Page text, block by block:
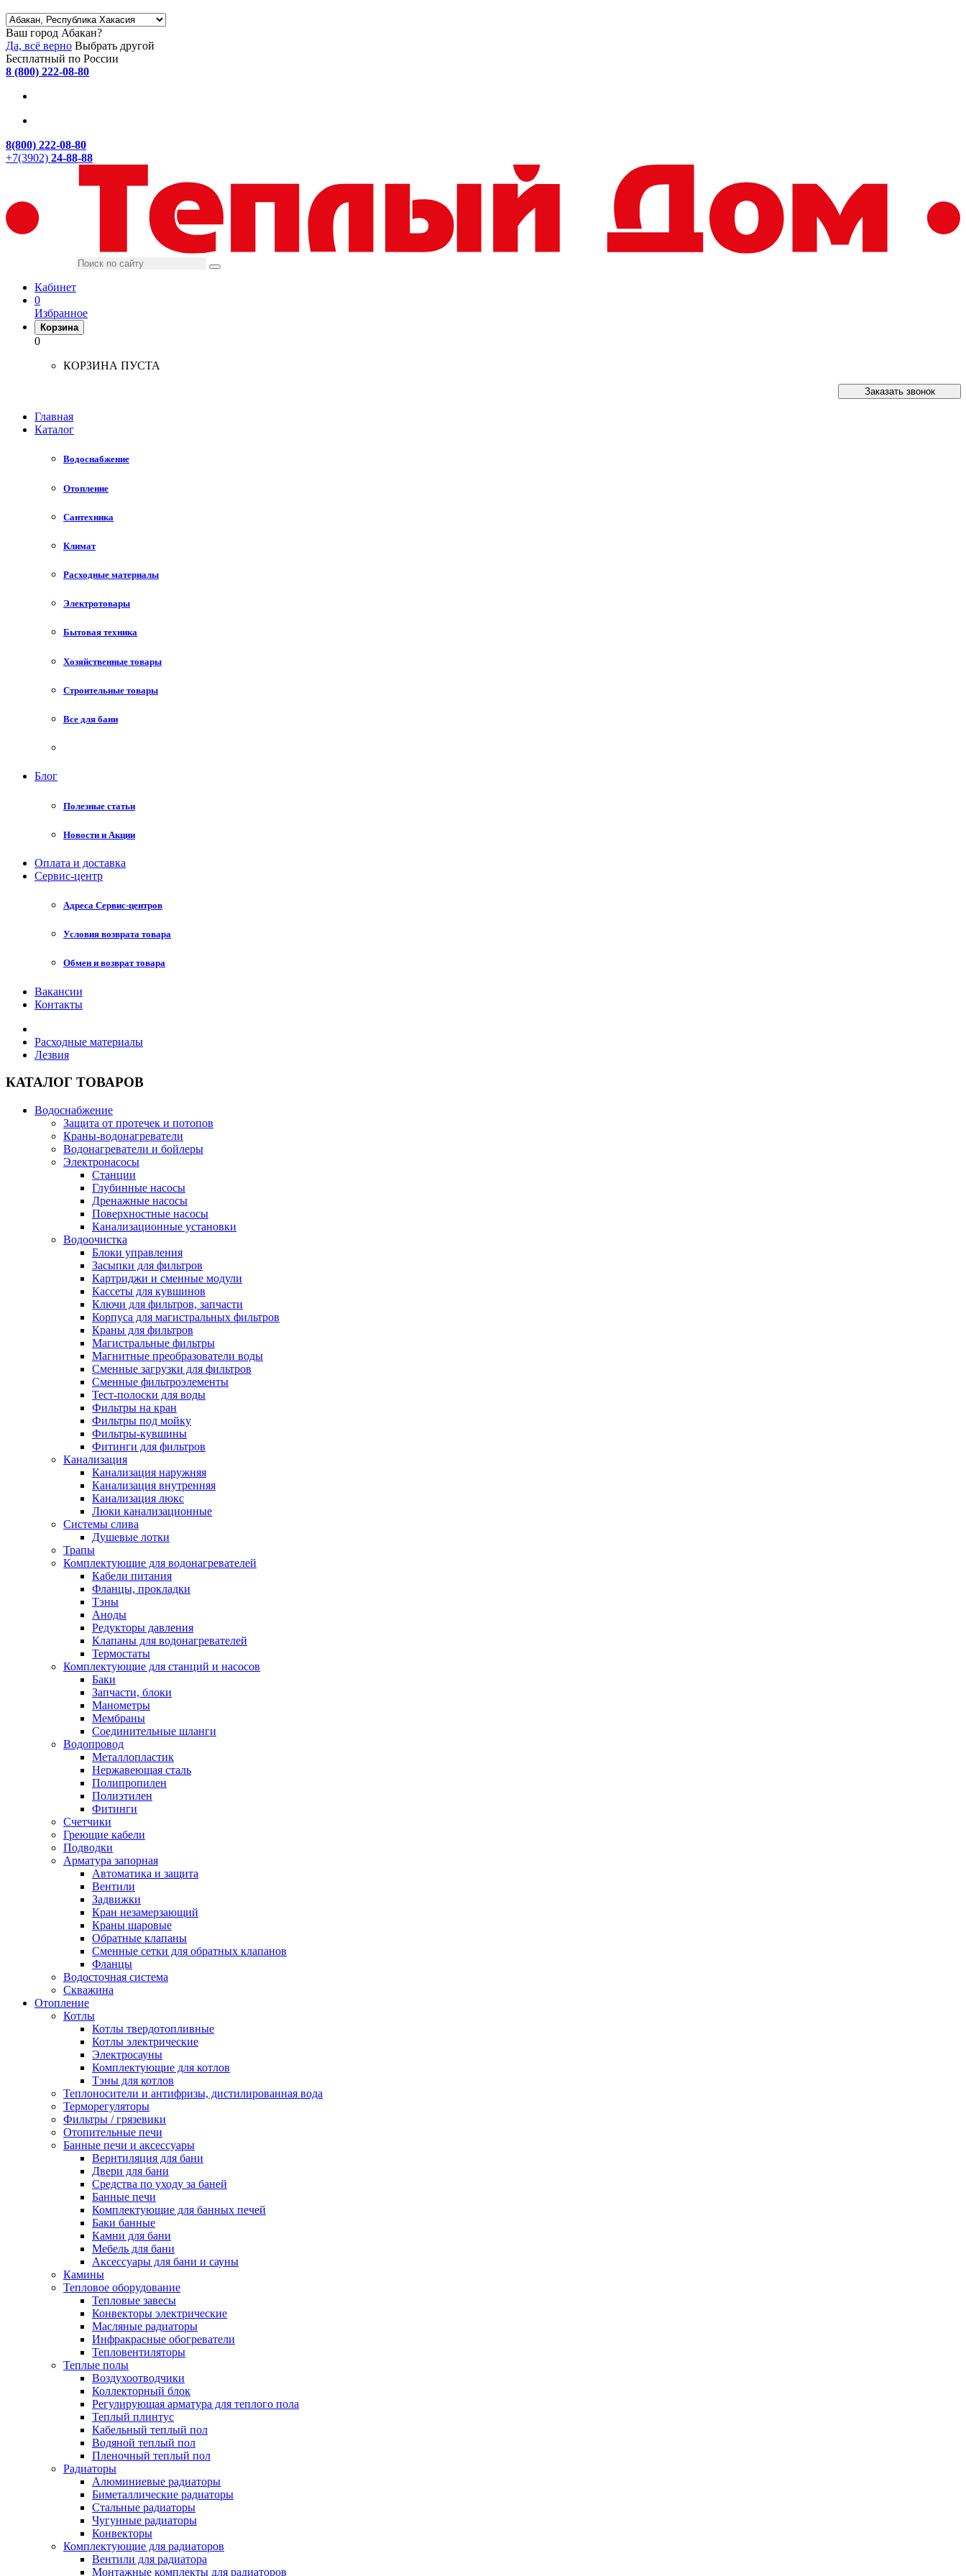
Ваш город Абакан?
Да, всё верно Выбрать другой
Бесплатный по России
8 (800) 222-08-80
8(800) 222-08-80
+7(3902) 24-88-88
Кабинет
0
Избранное
Корзина
0
КОРЗИНА ПУСТА
Заказать звонок
Главная
Каталог
Водоснабжение
Отопление
Сантехника
Климат
Расходные материалы
Электротовары
Бытовая техника
Хозяйственные товары
Строительные товары
Все для бани
Блог
Полезные статьи
Новости и Акции
Оплата и доставка
Сервис-центр
Адреса Сервис-центров
Условия возврата товара
Обмен и возврат товара
Вакансии
Контакты
Расходные материалы
Лезвия
КАТАЛОГ ТОВАРОВ
Водоснабжение
Защита от протечек и потопов
Краны-водонагреватели
Водонагреватели и бойлеры
Электронасосы
Станции
Глубинные насосы
Дренажные насосы
Поверхностные насосы
Канализационные установки
Водоочистка
Блоки управления
Засыпки для фильтров
Картриджи и сменные модули
Кассеты для кувшинов
Ключи для фильтров, запчасти
Корпуса для магистральных фильтров
Краны для фильтров
Магистральные фильтры
Магнитные преобразователи воды
Сменные загрузки для фильтров
Сменные фильтроэлементы
Тест-полоски для воды
Фильтры на кран
Фильтры под мойку
Фильтры-кувшины
Фитинги для фильтров
Канализация
Канализация наружняя
Канализация внутренняя
Канализация люкс
Люки канализационные
Системы слива
Душевые лотки
Трапы
Комплектующие для водонагревателей
Кабели питания
Фланцы, прокладки
Тэны
Аноды
Редукторы давления
Клапаны для водонагревателей
Термостаты
Комплектующие для станций и насосов
Баки
Запчасти, блоки
Манометры
Мембраны
Соединительные шланги
Водопровод
Металлопластик
Нержавеющая сталь
Полипропилен
Полиэтилен
Фитинги
Счетчики
Греющие кабели
Подводки
Арматура запорная
Автоматика и защита
Вентили
Задвижки
Кран незамерзающий
Краны шаровые
Обратные клапаны
Сменные сетки для обратных клапанов
Фланцы
Водосточная система
Скважина
Отопление
Котлы
Котлы твердотопливные
Котлы электрические
Электросауны
Комплектующие для котлов
Тэны для котлов
Теплоносители и антифризы, дистилированная вода
Терморегуляторы
Фильтры / грязевики
Отопительные печи
Банные печи и аксессуары
Вернтиляция для бани
Двери для бани
Средства по уходу за баней
Банные печи
Комплектующие для банных печей
Баки банные
Камни для бани
Мебель для бани
Аксессуары для бани и сауны
Камины
Тепловое оборудование
Тепловые завесы
Конвекторы электрические
Масляные радиаторы
Инфракрасные обогреватели
Тепловентиляторы
Теплые полы
Воздухоотводчики
Коллекторный блок
Регулирующая арматура для теплого пола
Теплый плинтус
Кабельный теплый пол
Водяной теплый пол
Пленочный теплый пол
Радиаторы
Алюминиевые радиаторы
Биметаллические радиаторы
Стальные радиаторы
Чугунные радиаторы
Конвекторы
Комплектующие для радиаторов
Вентили для радиатора
Монтажные комплекты для радиаторов